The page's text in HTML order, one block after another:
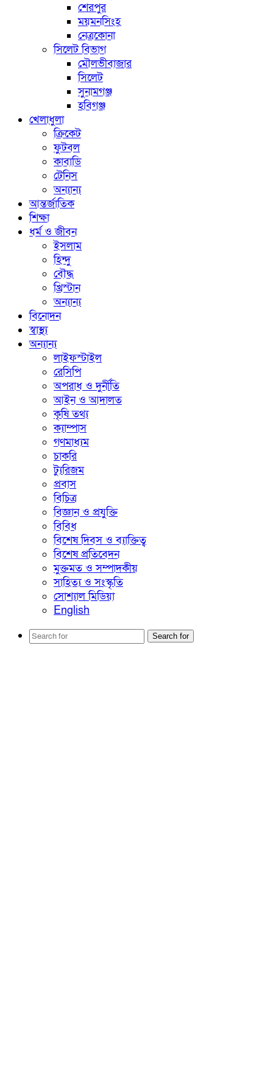
শেরপুর
ময়মনসিংহ
নেত্রকোনা
সিলেট বিভাগ
মৌলভীবাজার
সিলেট
সুনামগঞ্জ
হবিগঞ্জ
খেলাধুলা
ক্রিকেট
ফুটবল
কাবাডি
টেনিস
অন্যান্য
আন্তর্জাতিক
শিক্ষা
ধর্ম ও জীবন
ইসলাম
হিন্দু
বৌদ্ধ
খ্রিস্টান
অন্যান্য
বিনোদন
স্বাস্থ্য
অন্যান্য
লাইফস্টাইল
রেসিপি
অপরাধ ও দুর্নীতি
আইন ও আদালত
কৃষি তথ্য
ক্যাম্পাস
গণমাধ্যম
চাকরি
ট্যুরিজম
প্রবাস
বিচিত্র
বিজ্ঞান ও প্রযুক্তি
বিবিধ
বিশেষ দিবস ও ব্যাক্তিত্ব
বিশেষ প্রতিবেদন
মুক্তমত ও সম্পাদকীয়
সাহিত্য ও সংস্কৃতি
সোশ্যাল মিডিয়া
English
Search for